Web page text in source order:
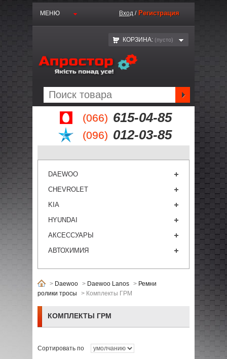
(066) 615-04-85
(096) 012-03-85
МЕНЮ Вход / Регистрация
КОРЗИНА: (пустo)
DAEWOO
CHEVROLET
KIA
HYUNDAI
АКСЕССУАРЫ
АВТОХИМИЯ
> Daewoo > Daewoo Lanos > Ремни
ролики тросы
> Комплекты ГРМ
КОМПЛЕКТЫ ГРМ
Сортировать по